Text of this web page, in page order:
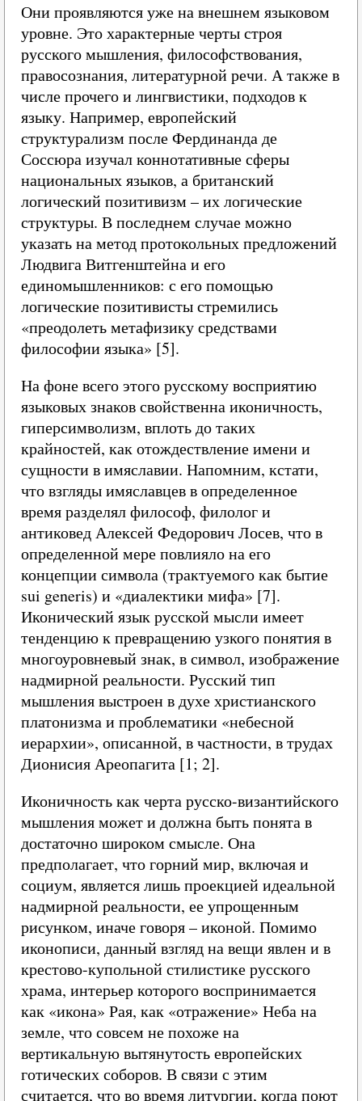
Они проявляются уже на внешнем языковом
уровне. Это характерные черты строя
русского мышления, философствования,
правосознания, литературной речи. А также в
числе прочего и лингвистики, подходов к
языку. Например, европейский
структурализм после Фердинанда де
Соссюра изучал коннотативные сферы
национальных языков, а британский
логический позитивизм – их логические
структуры. В последнем случае можно
указать на метод протокольных предложений
Людвига Витгенштейна и его
единомышленников: с его помощью
логические позитивисты стремились
«преодолеть метафизику средствами
философии языка» [5].
На фоне всего этого русскому восприятию
языковых знаков свойственна иконичность,
гиперсимволизм, вплоть до таких
крайностей, как отождествление имени и
сущности в имяславии. Напомним, кстати,
что взгляды имяславцев в определенное
время разделял философ, филолог и
антиковед Алексей Федорович Лосев, что в
определенной мере повлияло на его
концепции символа (трактуемого как бытие
sui generis) и «диалектики мифа» [7].
Иконический язык русской мысли имеет
тенденцию к превращению узкого понятия в
многоуровневый знак, в символ, изображение
надмирной реальности. Русский тип
мышления выстроен в духе христианского
платонизма и проблематики «небесной
иерархии», описанной, в частности, в трудах
Дионисия Ареопагита [1; 2].
Иконичность как черта русско-византийского
мышления может и должна быть понята в
достаточно широком смысле. Она
предполагает, что горний мир, включая и
социум, является лишь проекцией идеальной
надмирной реальности, ее упрощенным
рисунком, иначе говоря – иконой. Помимо
иконописи, данный взгляд на вещи явлен и в
крестово-купольной стилистике русского
храма, интерьер которого воспринимается
как «икона» Рая, как «отражение» Неба на
земле, что совсем не похоже на
вертикальную вытянутость европейских
готических соборов. В связи с этим
считается, что во время литургии, когда поют